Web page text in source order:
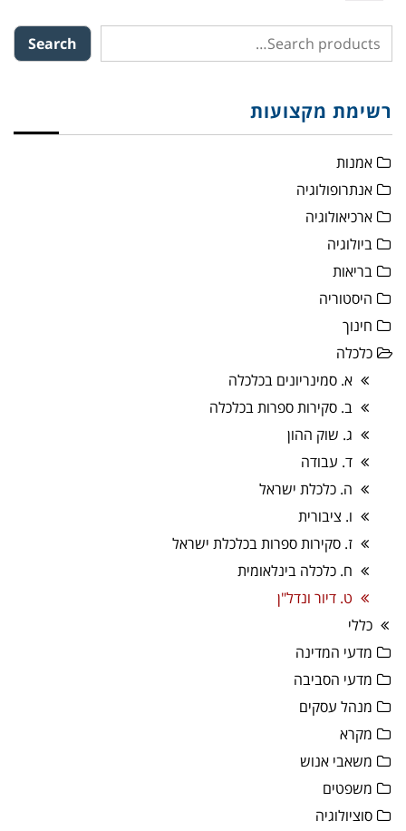
Search
רשימת מקצועות
אמנות
אנתרופולוגיה
ארכיאולוגיה
ביולוגיה
בריאות
היסטוריה
חינוך
כלכלה
א. סמינריונים בכלכלה
ב. סקירות ספרות בכלכלה
ג. שוק ההון
ד. עבודה
ה. כלכלת ישראל
ו. ציבורית
ז. סקירות ספרות בכלכלת ישראל
ח. כלכלה בינלאומית
ט. דיור ונדל"ן
כללי
מדעי המדינה
מדעי הסביבה
מנהל עסקים
מקרא
משאבי אנוש
משפטים
סוציולוגיה